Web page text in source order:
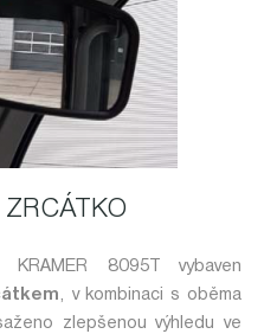
8095T vybaven
, v kombinaci s oběma
zlepšenou výhledu ve